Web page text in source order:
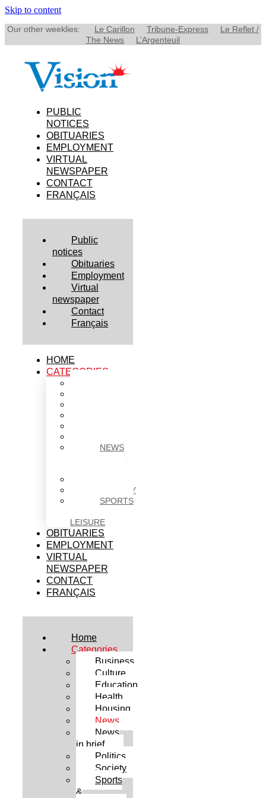
Skip to content
Our other weeklies: Le Carillon Tribune-Express
Le Reflet /
The News
L’Argenteuil
PUBLIC
NOTICES
OBITUARIES
EMPLOYMENT
VIRTUAL
NEWSPAPER
CONTACT
FRANÇAIS
Public
notices
Obituaries
Employment
Virtual
newspaper
Contact
Français
HOME
CATEGORIES
NEWS
SOCIETY
SPORTS
LEISURE
OBITUARIES
EMPLOYMENT
VIRTUAL
NEWSPAPER
CONTACT
FRANÇAIS
Home
Categories
Business
Culture
Education
Health
Housing
News
News
in brief
Politics
Society
Sports
&